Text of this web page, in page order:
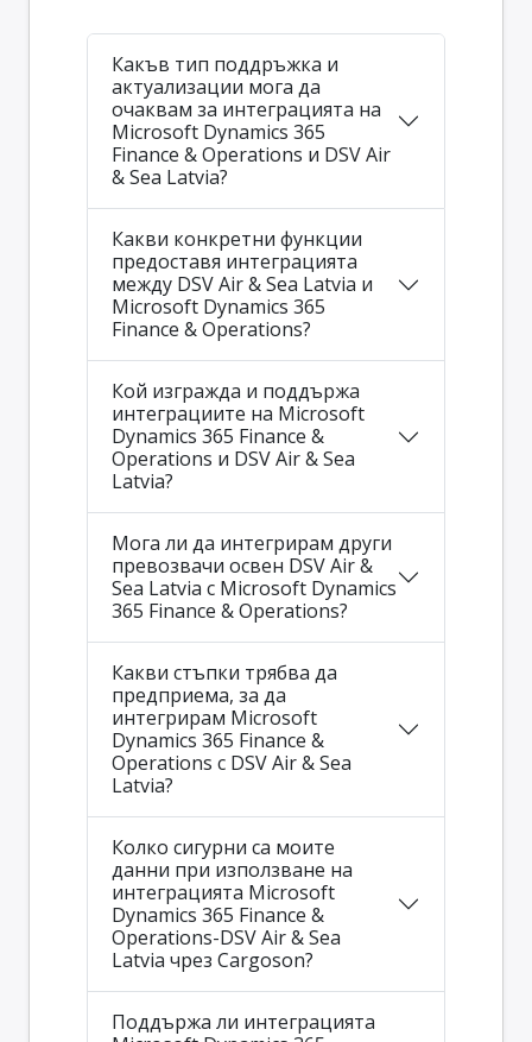
Какъв тип поддръжка и
актуализации мога да
очаквам за интеграцията на
Microsoft Dynamics 365
Finance & Operations и DSV Air
& Sea Latvia?
Какви конкретни функции
предоставя интеграцията
между DSV Air & Sea Latvia и
Microsoft Dynamics 365
Finance & Operations?
Кой изгражда и поддържа
интеграциите на Microsoft
Dynamics 365 Finance &
Operations и DSV Air & Sea
Latvia?
Мога ли да интегрирам други
превозвачи освен DSV Air &
Sea Latvia с Microsoft Dynamics
365 Finance & Operations?
Какви стъпки трябва да
предприема, за да
интегрирам Microsoft
Dynamics 365 Finance &
Operations с DSV Air & Sea
Latvia?
Колко сигурни са моите
данни при използване на
интеграцията Microsoft
Dynamics 365 Finance &
Operations-DSV Air & Sea
Latvia чрез Cargoson?
Поддържа ли интеграцията